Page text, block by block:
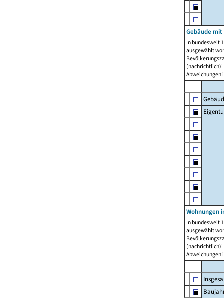
Gebäude
In bundesweit
ausgewählt
Abweichungen
Wohnungen
In bundesweit
ausgewählt
Abweichungen